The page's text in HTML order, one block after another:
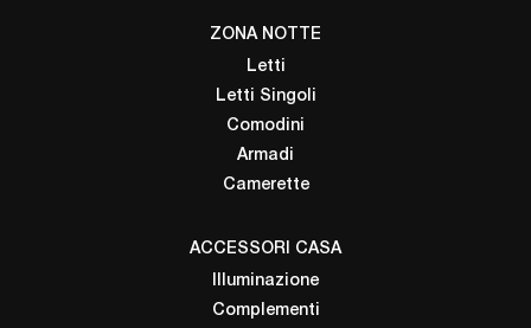
ZONA NOTTE
Letti
Letti Singoli
Comodini
Armadi
Camerette
ACCESSORI CASA
Illuminazione
Complementi